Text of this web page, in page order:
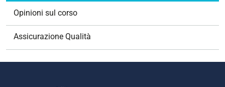
Opinioni sul corso
Assicurazione Qualità